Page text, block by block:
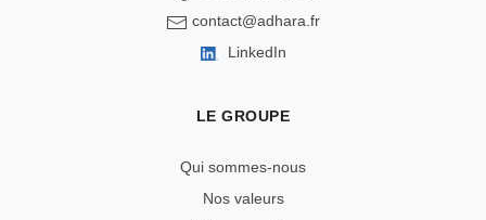
contact@adhara.fr
LinkedIn
LE GROUPE
Qui sommes-nous
Nos valeurs